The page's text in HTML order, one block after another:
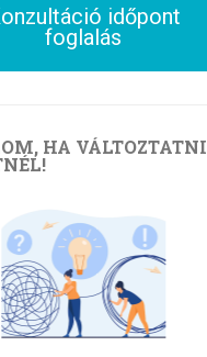
időpont
foglalás
HA VÁLTOZTATNI